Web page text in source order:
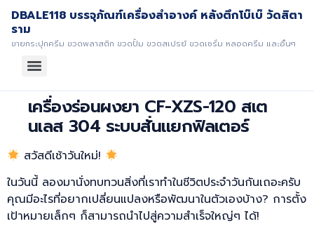
DBALE118 บรรจุภัณฑ์เครื่องสำอางค์ หลังตึกโบ๊เบ๊ วัดสิตา
ราม
ขายกระปุกครีม ขวดพลาสติก ขวดปั้ม ขวดสเปรย์ ขวดเซรั่ม หลอดครีม และอื่นๆ
เครื่องร่อนผงยา CF-XZS-120 สเต
นเลส 304 ระบบสั่นแยกฟิลเตอร์
สวัสดีเช้าวันใหม่!
ในวันนี้ ลองมานั่งทบทวนสิ่งที่เราทำในชีวิตประจำวันกันเถอะครับ
คุณมีอะไรที่อยากเปลี่ยนแปลงหรือพัฒนาในตัวเองบ้าง? การตั้ง
เป้าหมายเล็กๆ ก็สามารถนำไปสู่ความสำเร็จใหญ่ๆ ได้!